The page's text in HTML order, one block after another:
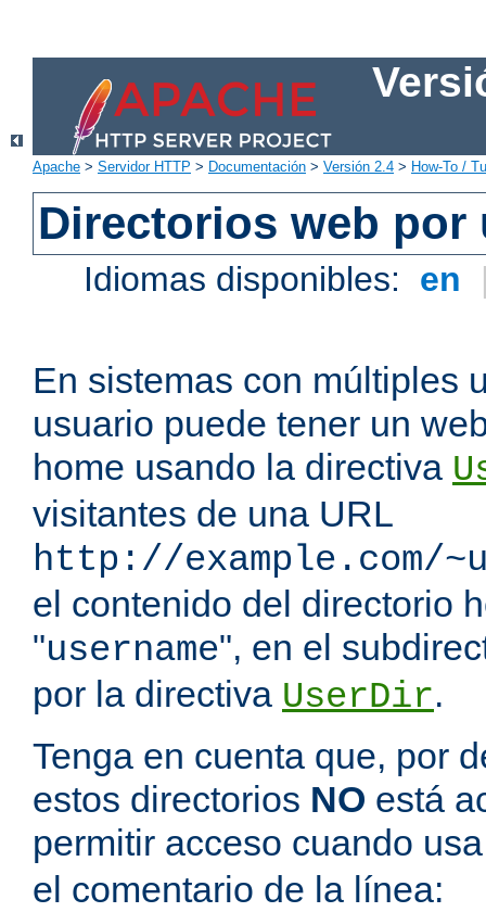
Apache > Servidor HTTP > Documentación > Versión 2.4 > How-To /
Directorios web por
Idiomas disponibles: en
En sistemas con múltiples
usuario puede tener un
home usando la directiva
visitantes de una URL
http://example.com/
el contenido del directorio
"username", en el
por la directiva UserDir.
Tenga en cuenta que, por
estos directorios NO está
permitir acceso cuando
el comentario de la línea: